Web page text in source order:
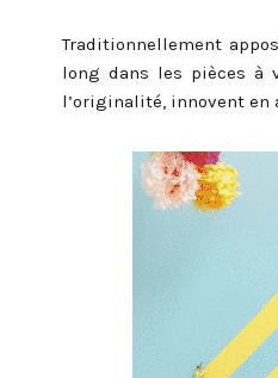
Traditionnellement
long dans les pièces à
l’originalité, innovent